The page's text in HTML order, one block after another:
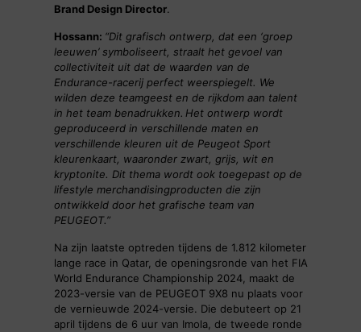
Brand Design Director.
Hossann: “Dit grafisch ontwerp, dat een ‘groep
leeuwen’ symboliseert, straalt het gevoel van
collectiviteit uit dat de waarden van de
Endurance-racerij perfect weerspiegelt. We
wilden deze teamgeest en de rijkdom aan talent
in het team benadrukken. Het ontwerp wordt
geproduceerd in verschillende maten en
verschillende kleuren uit de Peugeot Sport
kleurenkaart, waaronder zwart, grijs, wit en
kryptonite. Dit thema wordt ook toegepast op de
lifestyle merchandisingproducten die zijn
ontwikkeld door het grafische team van
PEUGEOT.”
Na zijn laatste optreden tijdens de 1.812 kilometer
lange race in Qatar, de openingsronde van het FIA
World Endurance Championship 2024, maakt de
2023-versie van de PEUGEOT 9X8 nu plaats voor
de vernieuwde 2024-versie. Die debuteert op 21
april tijdens de 6 uur van Imola, de tweede ronde